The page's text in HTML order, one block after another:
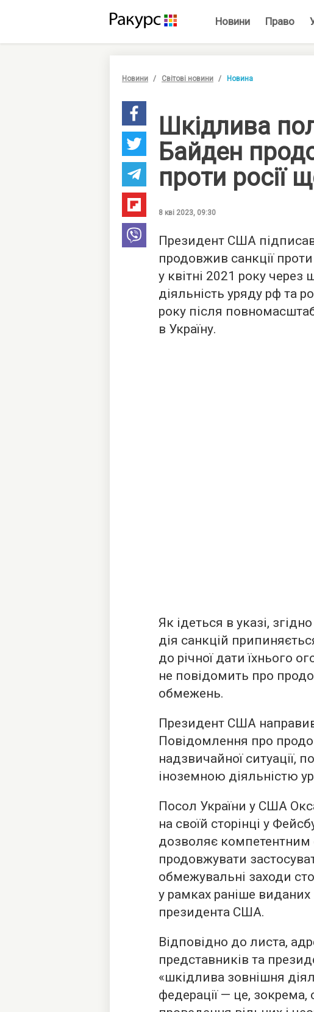
Новини Право
Новини Світові новини Новина
Шкідлива
Байден
проти росії
8 кві 2023, 09:30
Президент США
продовжив санкції проти
у квітні 2021 року
діяльність уряду рф та
року після
в Україну.
Як ідеться в указі,
дія санкцій
до річної дати їхнього
не повідомить про
обмежень.
Президент США
Повідомлення про
надзвичайної ситуації,
іноземною діяльністю
Посол України у США
на своїй сторінці у
дозволяє
продовжувати
обмежувальні заходи
у рамках раніше виданих
президента США.
Відповідно до листа,
представників та
«шкідлива зовнішня
федерації — це, зокрема,